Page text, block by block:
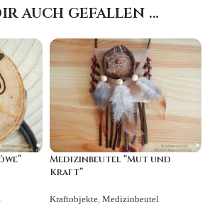
auch gefallen …
Medizinbeutel “Mut und
Kraft”
Kraftobjekte Medizinbeutel